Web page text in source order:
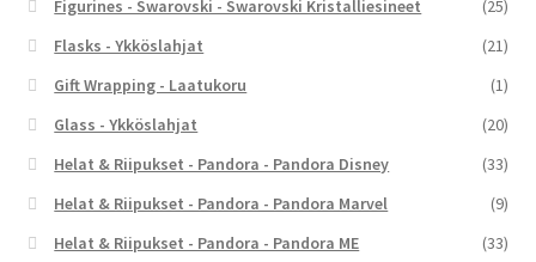
Figurines - Swarovski - Swarovski Kristalliesineet
(25)
Flasks - Ykköslahjat
(21)
Gift Wrapping - Laatukoru
(1)
Glass - Ykköslahjat
(20)
Helat & Riipukset - Pandora - Pandora Disney
(33)
Helat & Riipukset - Pandora - Pandora Marvel
(9)
Helat & Riipukset - Pandora - Pandora ME
(33)